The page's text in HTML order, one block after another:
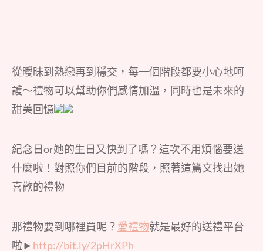
從曖昧到熱戀再到穩交，每一個階段都要小心地呵
護～禮物可以幫助你們感情加溫，同時也是未來的
甜美回憶
紀念日or她的生日又快到了嗎？這次不用煩惱要送
什麼啦！對照你們目前的階段，照著這篇文找出她
喜歡的禮物
那禮物要到哪裡買呢？ 愛禮物就是最好的送禮平台
啦► http://bit.ly/2pHrXPh